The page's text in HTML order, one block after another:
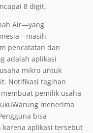
8 digit.
Air—yang
pencatatan dan
adalah aplikasi
mikro untuk
Notifikasi tagihan
pemilik usaha
menerima
bisa
karena aplikasi tersebut